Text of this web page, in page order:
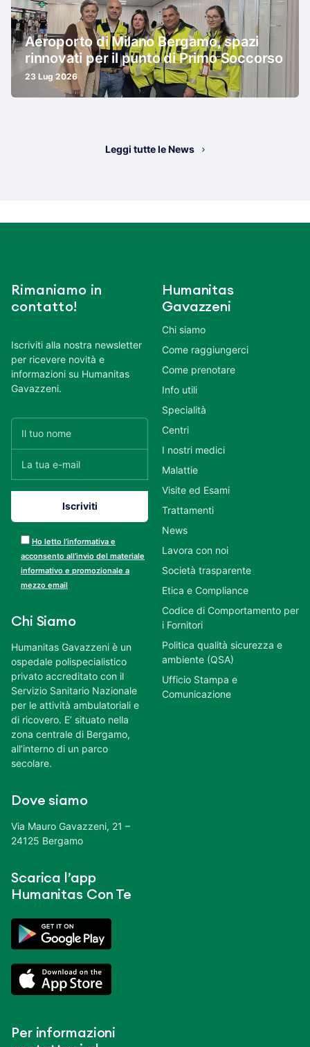
Aeroporto di Milano Bergamo, spazi
rinnovati per il punto di Primo Soccorso
23 Lug 2026
Leggi tutte le News
Rimaniamo in
contatto!
Iscriviti alla nostra newsletter
per ricevere novità e
informazioni su Humanitas
Gavazzeni.
Ho letto l’informativa e
acconsento all’invio del materiale
informativo e promozionale a
mezzo email
Chi Siamo
Humanitas Gavazzeni è un
ospedale polispecialistico
privato accreditato con il
Servizio Sanitario Nazionale
per le attività ambulatoriali e
di ricovero. E’ situato nella
zona centrale di Bergamo,
all’interno di un parco
secolare.
Dove siamo
Via Mauro Gavazzeni, 21 –
24125 Bergamo
Scarica l’app
Humanitas Con Te
Per informazioni
Humanitas
Gavazzeni
Chi siamo
Come raggiungerci
Come prenotare
Info utili
Specialità
Centri
I nostri medici
Malattie
Visite ed Esami
Trattamenti
News
Lavora con noi
Società trasparente
Etica e Compliance
Codice di Comportamento per
i Fornitori
Politica qualità sicurezza e
ambiente (QSA)
Ufficio Stampa e
Comunicazione